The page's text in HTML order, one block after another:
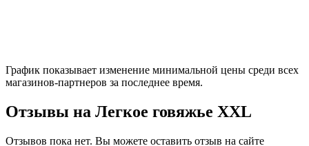
График показывает изменение минимальной цены среди всех
магазинов-партнеров за последнее время.
Отзывы на Легкое говяжье XXL
Отзывов пока нет. Вы можете оставить отзыв на сайте